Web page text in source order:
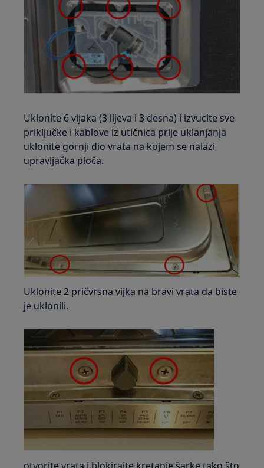
Uklonite 6 vijaka (3 lijeva i 3 desna) i izvucite sve
priključke i kablove iz utičnica prije uklanjanja
uklonite gornji dio vrata na kojem se nalazi
upravljačka ploča.
Uklonite 2 pričvrsna vijka na bravi vrata da biste
je uklonili.